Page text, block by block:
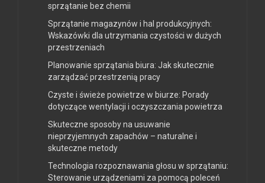
sprzątanie bez chemii
Sprzątanie magazynów i hal produkcyjnych:
Wskazówki dla utrzymania czystości w dużych
przestrzeniach
Planowanie sprzątania biura: Jak skutecznie
zarządzać przestrzenią pracy
Czyste i świeże powietrze w biurze: Porady
dotyczące wentylacji i oczyszczania powietrza
Skuteczne sposoby na usuwanie
nieprzyjemnych zapachów – naturalne i
skuteczne metody
Technologia rozpoznawania głosu w sprzątaniu:
Sterowanie urządzeniami za pomocą poleceń